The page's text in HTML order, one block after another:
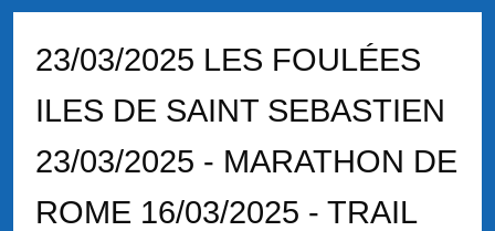
23/03/2025 LES FOULÉES
ILES DE SAINT SEBASTIEN
23/03/2025 - MARATHON DE
ROME 16/03/2025 - TRAIL